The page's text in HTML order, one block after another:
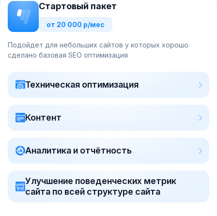
Стартовый пакет
от 20 000 р/мес
Подойдет для небольших сайтов у которых хорошо
сделано базовая SEO оптимизация
Техническая оптимизация
Контент
Аналитика и отчётность
Улучшение поведенческих метрик
сайта по всей структуре сайта